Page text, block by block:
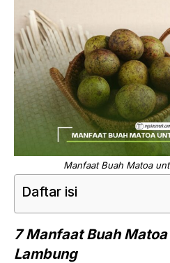
Manfaat Buah Matoa
Daftar isi
7 Manfaat Buah
Lambung